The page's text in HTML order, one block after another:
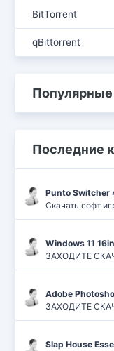
BitTorrent
qBittorrent
Последние
Punto Switcher
Скачать софт
Windows 11
ЗАХОДИТЕ
Adobe
ЗАХОДИТЕ
Slap House